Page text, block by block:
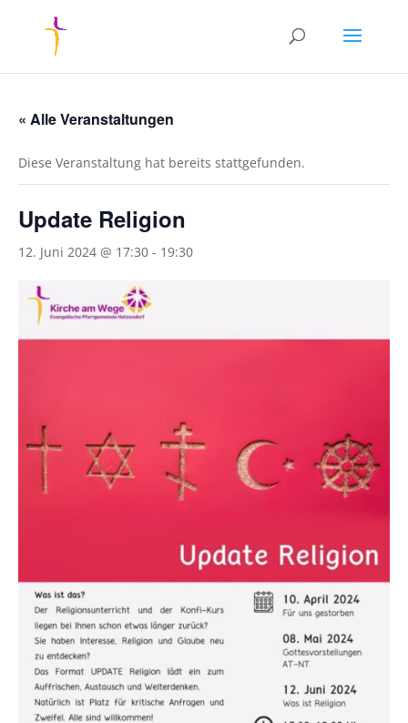
« Alle Veranstaltungen
Diese Veranstaltung hat bereits stattgefunden.
Update Religion
12. Juni 2024 @ 17:30 - 19:30